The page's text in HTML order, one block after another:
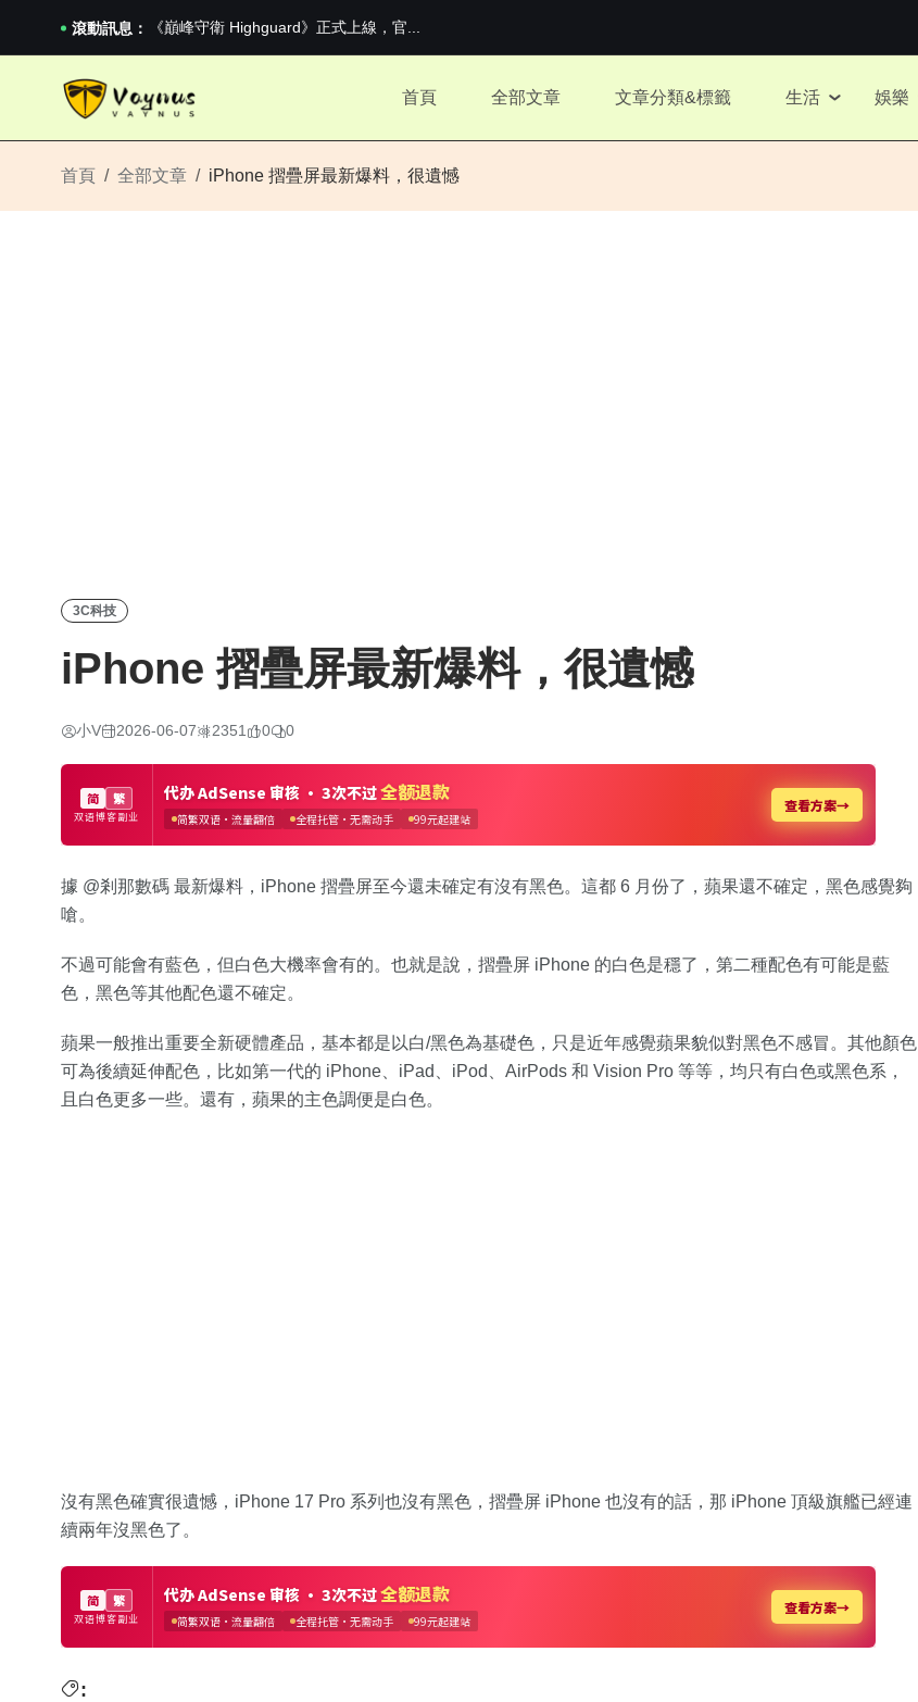
滾動訊息：
iPhone 16e 釋出，蘋果你不要太離譜
2026澳網男單收官：全滿貫對上全滿亞，德約...
iPhone 16e 釋出，蘋果你不要太離譜
首頁 全部文章 文章分類&標籤 生活 娛樂
首頁 全部文章 iPhone 摺疊屏最新爆料，很遺憾
3C科技
iPhone 摺疊屏最新爆料，很遺憾
小V 2026-06-07 2351 0 0
據 @剎那數碼 最新爆料，iPhone 摺疊屏至今還未確定有沒有黑色。這都 6 月份了，蘋果還不確定，黑色感覺夠
嗆。
不過可能會有藍色，但白色大機率會有的。也就是說，摺疊屏 iPhone 的白色是穩了，第二種配色有可能是藍
色，黑色等其他配色還不確定。
蘋果一般推出重要全新硬體產品，基本都是以白/黑色為基礎色，只是近年感覺蘋果貌似對黑色不感冒。其他顏色
可為後續延伸配色，比如第一代的 iPhone、iPad、iPod、AirPods 和 Vision Pro 等等，均只有白色或黑色系，
且白色更多一些。還有，蘋果的主色調便是白色。
沒有黑色確實很遺憾，iPhone 17 Pro 系列也沒有黑色，摺疊屏 iPhone 也沒有的話，那 iPhone 頂級旗艦已經連
續兩年沒黑色了。
: